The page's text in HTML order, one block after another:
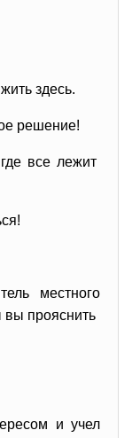
здесь.
решение!
все лежит
местного
вы прояснить
и учел